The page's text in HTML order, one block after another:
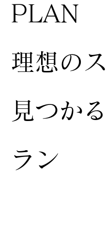
​PLAN
理想の
見つか
ラン